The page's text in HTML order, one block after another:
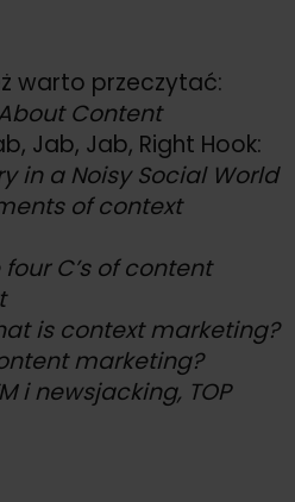
warto przeczytać:
Content
Jab, Jab, Right Hook:
in a Noisy Social World
of context
four C’s of content
is context marketing?
marketing?
i newsjacking, TOP